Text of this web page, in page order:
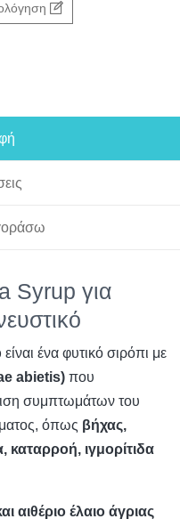
Syrup για
είναι ένα φυτικό σιρόπι με
abietis) που
συμπτωμάτων του
όπως βήχας,
καταρροή, ιγμορίτιδα
αιθέριο έλαιο άγριας